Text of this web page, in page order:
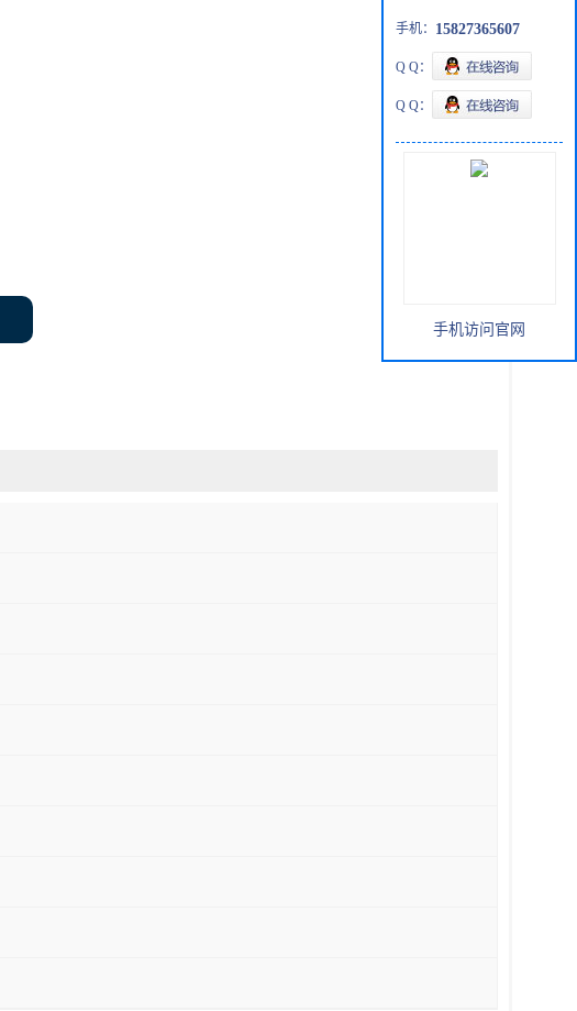
手机： 15827365607
Q Q：
Q Q：
手机访问官网